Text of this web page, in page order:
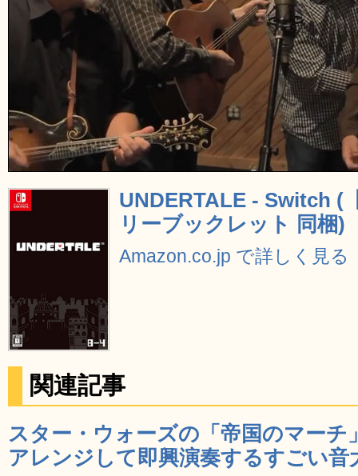
UNDERTALE - Switch (
リーブックレット 同梱)
Amazon.co.jp で詳しく見る
関連記事
スター・ウォーズの「帝国のマー
アレンジして即興演奏するすごい音